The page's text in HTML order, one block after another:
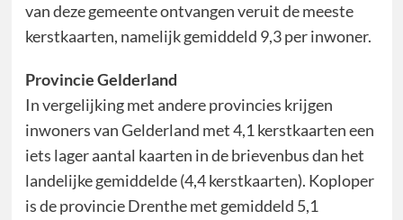
van deze gemeente ontvangen veruit de meeste
kerstkaarten, namelijk gemiddeld 9,3 per inwoner.
Provincie Gelderland
In vergelijking met andere provincies krijgen
inwoners van Gelderland met 4,1 kerstkaarten een
iets lager aantal kaarten in de brievenbus dan het
landelijke gemiddelde (4,4 kerstkaarten). Koploper
is de provincie Drenthe met gemiddeld 5,1